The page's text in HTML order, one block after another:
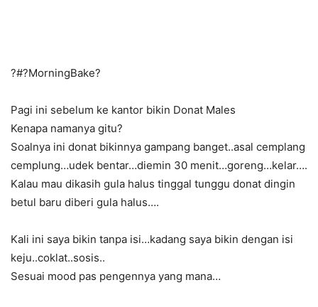
?#?MorningBake?
Pagi ini sebelum ke kantor bikin Donat Males
Kenapa namanya gitu?
Soalnya ini donat bikinnya gampang banget..asal cemplang
cemplung…udek bentar…diemin 30 menit…goreng…kelar….
Kalau mau dikasih gula halus tinggal tunggu donat dingin
betul baru diberi gula halus….
Kali ini saya bikin tanpa isi…kadang saya bikin dengan isi
keju..coklat..sosis..
Sesuai mood pas pengennya yang mana…